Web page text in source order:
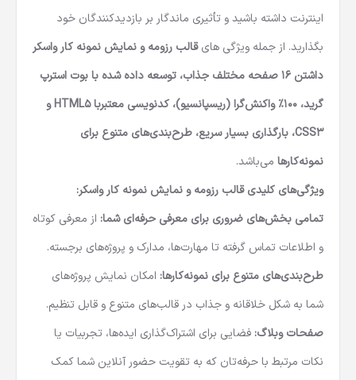
اینترنت داشته باشید و تأثیری ماندگار بر بازدیدکنندگان خود
بگذارید. از جمله ویژگی هایقالب رزومه و نمایش نمونه کار واسکر
داشتن 16 صفحه مختلف جذاب، توسعه داده شده با بوت استرپ
گرید، 100٪ واکنش‌گرا (ریسپانسیو)، کدنویسی معتبربا HTML5 و
CSS3، بارگذاری بسیار سریع، طرح‌بندی‌های متنوع برای
نمونه‌کارها می‌باشد.
ویژگی‌های کلیدی قالب رزومه و نمایش نمونه کار واسکر:
تمامی بخش‌های ضروری برای معرفی حرفه‌ای شما: از معرفی کوتاه
و اطلاعات تماس گرفته تا مهارت‌ها، مدارک و پروژه‌های برجسته.
طرح‌بندی‌های متنوع برای نمونه‌کارها: امکان نمایش پروژه‌های
شما به شکل خلاقانه و جذاب در قالب‌های متنوع و قابل تنظیم.
صفحات وبلاگ: فضایی برای اشتراک‌گذاری ایده‌ها، تجربیات یا
نکات مرتبط با حرفه‌تان که به تقویت حضور آنلاین شما کمک